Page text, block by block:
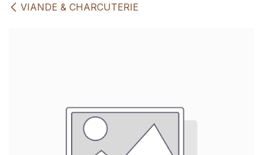
VIANDE & CHARCUTERIE